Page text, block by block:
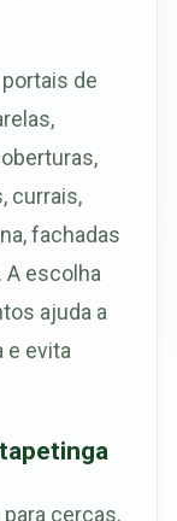
de
currais,
fachadas
A escolha
ajuda a
e evita
cercas,